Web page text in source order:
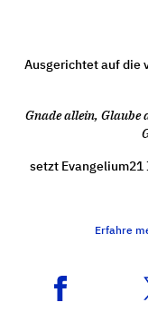
Ausgerichtet auf die
Gnade allein, Glaube
setzt
Erfahre